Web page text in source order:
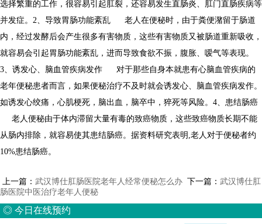
选择繁重的工作，很容易引起肛裂，还容易发生直肠炎、肛门直肠疾病等
并发症。2、导致胃肠功能紊乱 老人在便秘时，由于粪便潴留于肠道
内，经过发酵后会产生很多有害物质，这些有害物质又被肠道重新吸收，
就容易会引起胃肠功能紊乱，进而导致食欲不振，腹胀、嗳气等表现。
3、诱发心、脑血管疾病发作 对于那些自身本就患有心脑血管疾病的
老年便秘患者而言，如果便秘治疗不及时就会诱发心、脑血管疾病发作。
如诱发心绞痛，心肌梗死，脑出血，脑卒中，猝死等风险。4、患结肠癌
老人便秘由于体内滞留大量有毒的致癌物质，这些致癌物质长期不能
从肠内排除，就容易使其患结肠癌。据资料研究表明,老人对于便秘者约
10%患结肠癌。
上一篇： 武汉博仕肛肠医院老年人经常便秘怎么办 下一篇： 武汉博仕肛
肠医院中医治疗老年人便秘
◎ 今日在线预约